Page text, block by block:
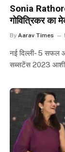
Sonia
गोवित्रिकर का
By Aarav Times
नई दिल्ली- 5 सफल
सब्सटेंस 2023